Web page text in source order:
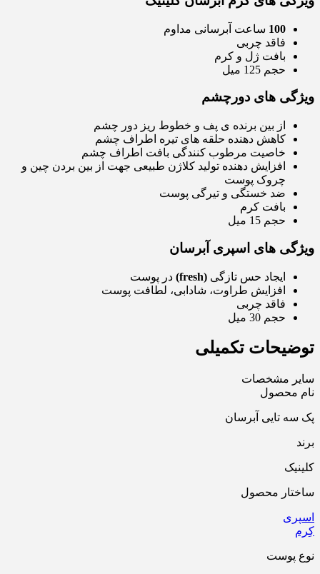
100 ساعت آبرسانی مداوم
فاقد چربی
بافت ژل و کرم
حجم 125 میل
ویژگی های دورچشم
از بین برنده ی پف و خطوط ریز دور چشم
کاهش دهنده حلقه های تیره اطراف چشم
خاصیت مرطوب کنندگی بافت اطراف چشم
افزایش دهنده تولید کلاژن طبیعی جهت از بین بردن چین و
چروک پوست
ضد خستگی و تیرگی پوست
بافت کرم
حجم 15 میل
ویژگی های اسپری آبرسان
ایجاد حس تازگی (fresh)
در پوست
افزایش طراوت، شادابی، لطافت پوست
فاقد چربی
حجم 30 میل
توضیحات تکمیلی
سایر مشخصات
نام محصول
پک سه تایی آبرسان
برند
کلینیک
ساختار محصول
اسپری
کِرم
نوع پوست